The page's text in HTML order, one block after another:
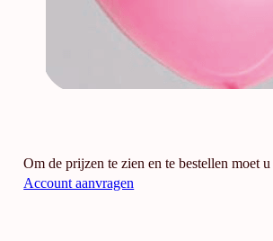
Om de prijzen te zien en te bestellen moet
Account aanvragen